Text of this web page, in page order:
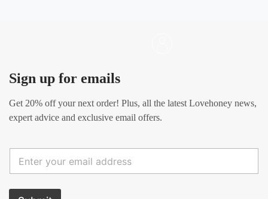
Sign up for emails
Get 20% offyour next order! Plus, all the latest Lovehoney news,
expert advice and exclusive email offers.